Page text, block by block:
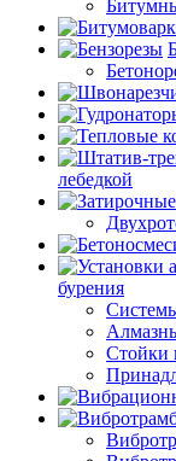
лебедкой
бурения
Стойки